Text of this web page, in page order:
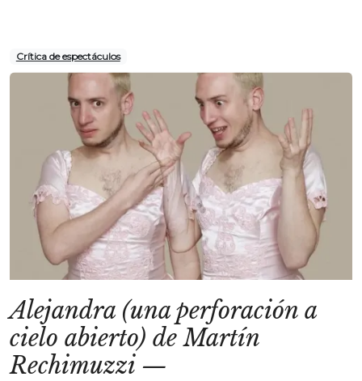
Crítica de espectáculos
Alejandra (una perforación a
cielo abierto) de Martín
Rechimuzzi—